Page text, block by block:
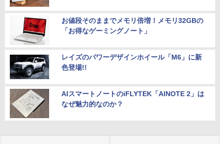
お値段そのままでメモリ倍増！メモリ32GBの
「お得なゲーミングノート」
レイズのパワーデザインホイール「M6」に新
色登場!!
AIスマートノートのiFLYTEK「AINOTE 2」は
なぜ魅力的なのか？